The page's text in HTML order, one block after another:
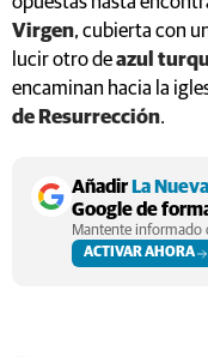
Virgen, cubierta con
lucir otro deazul
encaminan hacia la
de Resurrección.
Añadir La
Google de
Mantente informado
ACTIVAR AHORA